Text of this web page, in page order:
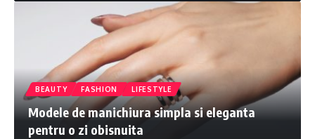
BEAUTY FASHION LIFESTYLE
Modele de manichiura simpla si eleganta
pentru o zi obisnuita